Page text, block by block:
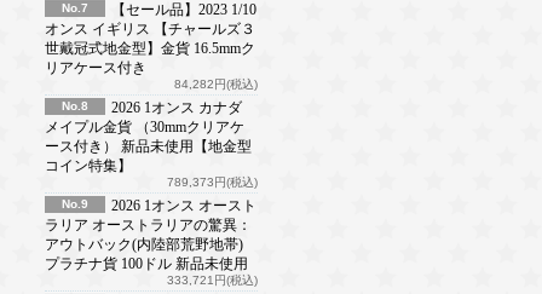
No.7
【セール品】2023 1/10
オンス イギリス 【チャールズ３
世戴冠式地金型】金貨 16.5mmク
リアケース付き
84,282円(税込)
No.8
2026 1オンス カナダ
メイプル金貨 （30mmクリアケ
ース付き） 新品未使用【地金型
コイン特集】
789,373円(税込)
No.9
2026 1オンス オースト
ラリア オーストラリアの驚異：
アウトバック(内陸部荒野地帯)
プラチナ貨 100ドル 新品未使用
333,721円(税込)